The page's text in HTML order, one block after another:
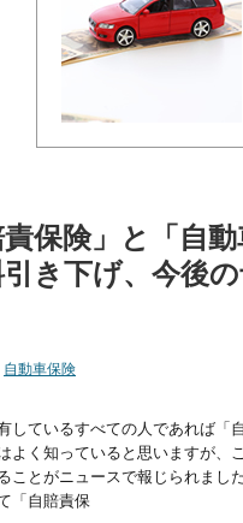
責保険」と「自
き下げ、今後
自動車保険
しているすべての人であれば「
よく知っていると思いますが、
ことがニュースで報じられまし
「自賠責保